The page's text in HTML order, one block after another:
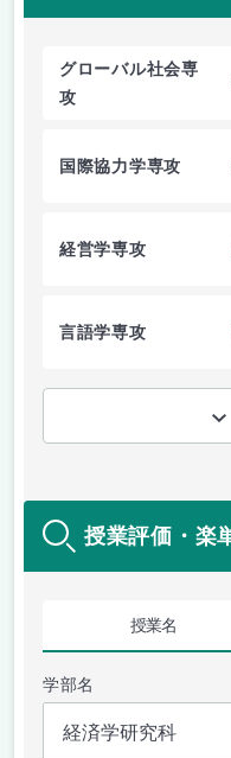
グローバル社会専
攻
国際協力学専攻
経営学専攻
言語学専攻
授業評価・楽
授業名
学部名